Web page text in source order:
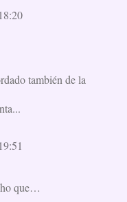
también de la
que…